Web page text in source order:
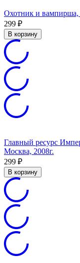
Охотник и
299 ₽
В корзину
Главный ресурс
Москва, 2008г.
299 ₽
В корзину